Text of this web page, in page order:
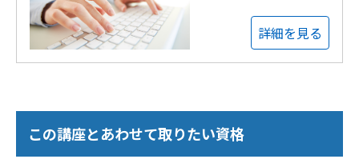
詳細を見る
この講座とあわせて取りたい資格